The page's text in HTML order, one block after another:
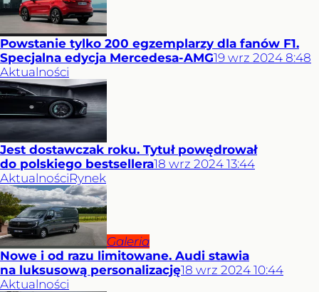
Powstanie tylko 200 egzemplarzy dla fanów F1.
Specjalna edycja Mercedesa-AMG19 wrz 2024 8:48
Aktualności
Jest dostawczak roku. Tytuł powędrował
do polskiego bestsellera18 wrz 2024 13:44
AktualnościRynek
Galeria
Nowe i od razu limitowane. Audi stawia
na luksusową personalizację18 wrz 2024 10:44
Aktualności